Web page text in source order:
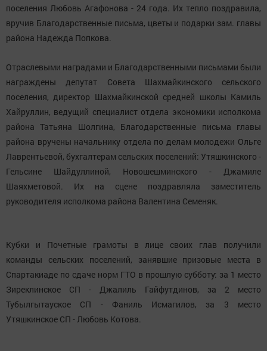
поселения Любовь Агафонова - 24 года. Их тепло поздравила,
вручив Благодарственные письма, цветы и подарки зам. главы
района Надежда Попкова.
Отраслевыми наградами и Благодарственными письмами были
награждены депутат Совета Шахмайкинского сельского
поселения, директор Шахмайкинской средней школы Камиль
Хайруллин, ведущий специалист отдела экономики исполкома
района Татьяна Шолгина, Благодарственные письма главы
района вручены начальнику отдела по делам молодежи Ольге
Лаврентьевой, бухгалтерам сельских поселений: Утяшкинского -
Гельсине Шайдуллиной, Новошешминского - Джамиле
Шаяхметовой. Их на сцене поздравляла заместитель
руководителя исполкома района Валентина Семеняк.
Кубки и Почетные грамоты в лице своих глав получили
команды сельских поселений, занявшие призовые места в
Спартакиаде по сдаче норм ГТО в прошлую субботу: за 1 место
Зиреклинское СП - Джалиль Гайфутдинов, за 2 место
Тубылгытауское СП - Фаниль Исмагилов, за 3 место
Утяшкинское СП - Любовь Котова.